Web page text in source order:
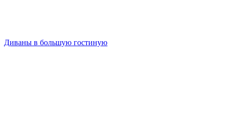
Диваны в большую гостиную